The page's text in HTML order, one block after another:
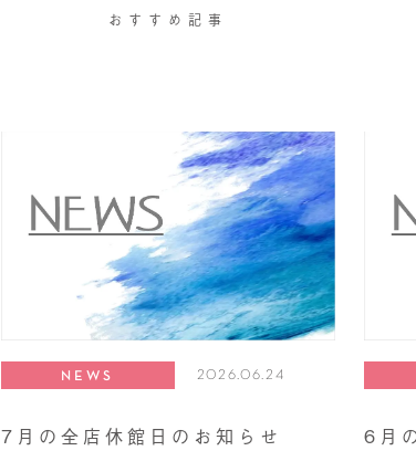
おすすめ記事
NEWS 2026.06.24
7月の全店休館日のお知らせ 6月